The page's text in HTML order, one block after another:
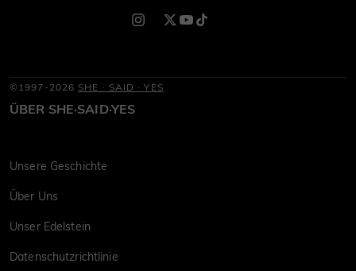
©1997-2026 SHE · SAID · YES
ÜBER SHE·SAID·YES
Unsere Geschichte
Über Uns
Unser Edelstein
Datenschutzrichtlinie